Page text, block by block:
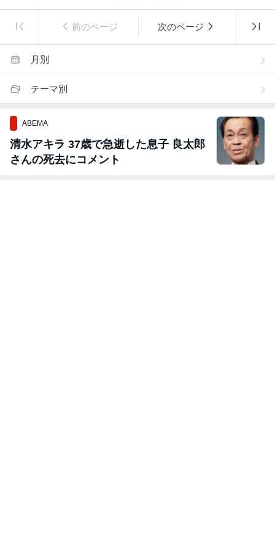
前のページ 次のページ
月別
テーマ別
ABEMA
清水アキラ 37歳で急逝した息子 良太郎
さんの死去にコメント